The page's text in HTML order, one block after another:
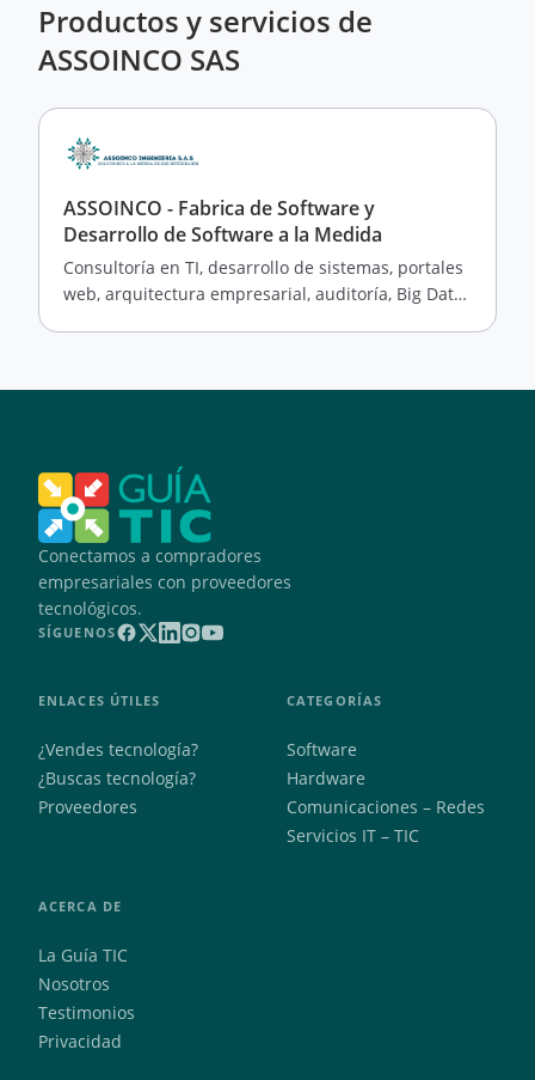
Productos y servicios de
ASSOINCO SAS
ASSOINCO - Fabrica de Software y
Desarrollo de Software a la Medida
Consultoría en TI, desarrollo de sistemas, portales
web, arquitectura empresarial, auditoría, Big Data
Conectamos a compradores
empresariales con proveedores
tecnológicos.
SÍGUENOS
ENLACES ÚTILES
¿Vendes tecnología?
¿Buscas tecnología?
Proveedores
CATEGORÍAS
Software
Hardware
Comunicaciones – Redes
Servicios IT – TIC
ACERCA DE
La Guía TIC
Nosotros
Testimonios
Privacidad